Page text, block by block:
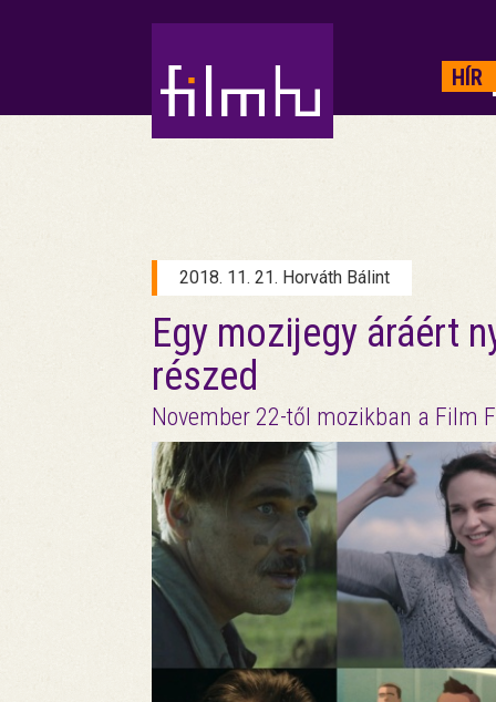
HÍR
2018. 11. 21. Horváth Bálint
Egy mozijegy áráért
részed
November 22-től mozikban a Film